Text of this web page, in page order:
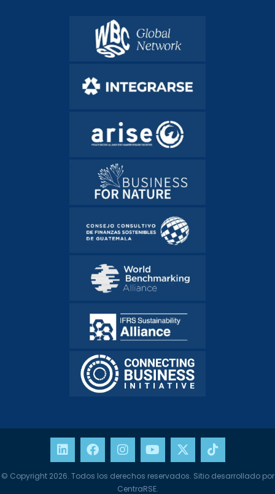
© Copyright 2026. Todos los derechos reservados. Sitio desarrollado por
CentraRSE.